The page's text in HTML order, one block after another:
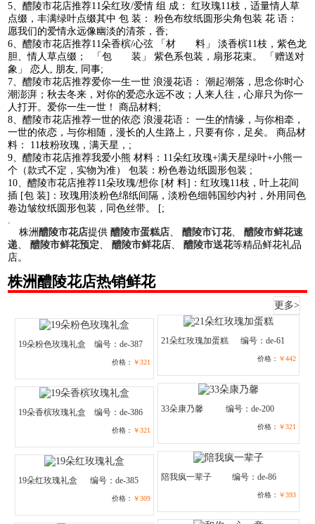
5、醴陵市花店推荐11朵红玫/爱情 组 成： 红玫瑰11枝，适量情人草
点缀，丰满绿叶点缀其中 包 装： 粉色布纹纸圆形尖角包装 花 语：
愿我们的爱情永远像幽淡的清茶，香;
6、醴陵市花店推荐11朵香槟/心弦 「材 料」 淡香槟11枝，紫色龙
胆、情人草点缀； 「包 装」 紫色系包装，扇形花束。 「赠送对
象」 恋人, 朋友, 同事;
7、醴陵市花店推荐爱你一生一世 浪漫花语： 潮起潮落，思念你时心
潮澎湃；秋去冬来，对你的爱恋永远不改；人来人往，心扉只为你一
人打开。爱你一生一世！ 商品材料;
8、醴陵市花店推荐一世的依恋 浪漫花语： 一生的情缘，与你相牵，
一世的依恋，与你相随，漫长的人生路上，只要有你，足矣。 商品材
料： 11枝粉玫瑰，满天星，;
9、醴陵市花店推荐我爱小熊 材料：11朵红玫瑰+满天星绿叶+小熊一
个（款式不定，实物为准） 包装：粉色卷边纸圆形包装 ;
10、醴陵市花店推荐11朵玫瑰/想你 [材 料]：红玫瑰11枝，叶上花间
插 [包 装]：玫瑰用淡粉色绵纸间隔，淡粉色细韩国纱内衬，外用同色
卷边皱纹纸圆形包装，同色丝带。 [;
.
株洲醴陵市花店提供醴陵市蛋糕店、醴陵市订花、醴陵市鲜花速
递、醴陵市鲜花预定、醴陵市鲜花店、醴陵市送花等精品鲜花礼品
店。
株洲醴陵花店热销鲜花
更多>
19朵粉色玫瑰礼盒 编号：de-387
价格： ￥321
21朵红玫瑰加蛋糕 编号：de-61
价格： ￥442
19朵香槟玫瑰礼盒 编号：de-386
价格： ￥321
33朵康乃馨 编号：de-200
价格： ￥321
19朵红玫瑰礼盒 编号：de-385
价格： ￥309
陪我疯一辈子 编号：de-86
价格： ￥393